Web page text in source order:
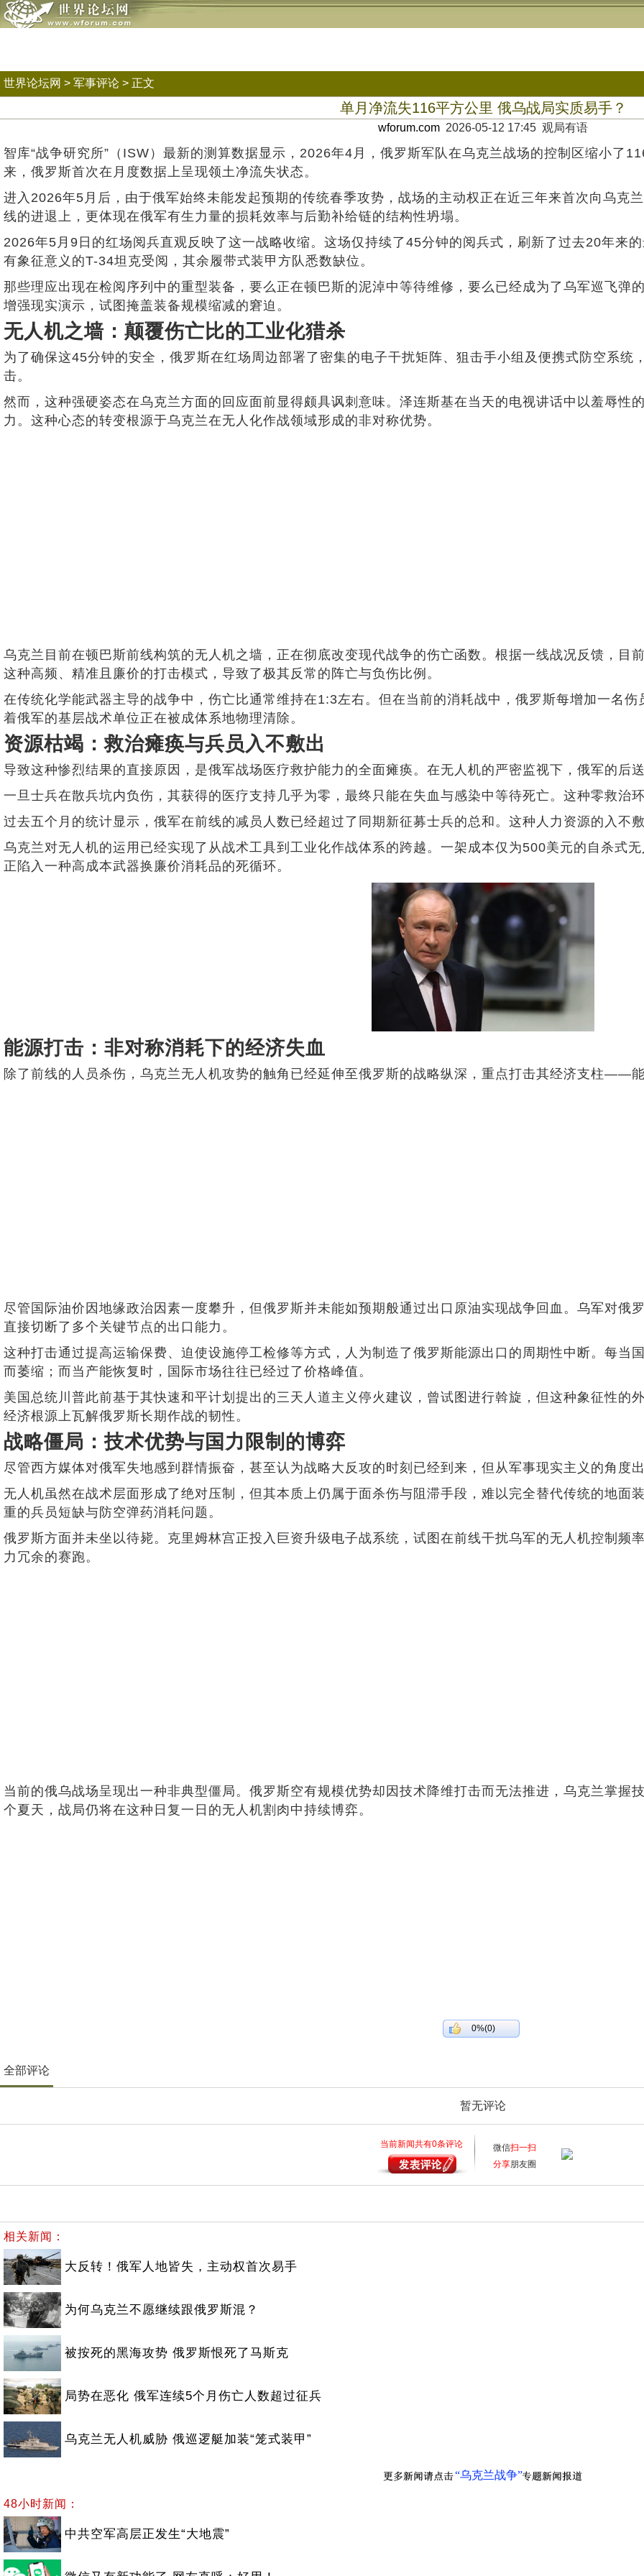
世界论坛网 > 军事评论 > 正文
单月净流失116平方公里 俄乌战局实质易手？
wforum.com 2026-05-12 17:45 观局有语
智库“战争研究所”（ISW）最新的测算数据显示，2026年4月，俄罗斯军队在乌克兰战场的控制区缩小了
来，俄罗斯首次在月度数据上呈现领土净流失状态。
进入2026年5月后，由于俄军始终未能发起预期的传统春季攻势，战场的主动权正在近三年来首次向乌克
线的进退上，更体现在俄军有生力量的损耗效率与后勤补给链的结构性坍塌。
2026年5月9日的红场阅兵直观反映了这一战略收缩。这场仅持续了45分钟的阅兵式，刷新了过去20年来
有象征意义的T-34坦克受阅，其余履带式装甲方队悉数缺位。
那些理应出现在检阅序列中的重型装备，要么正在顿巴斯的泥淖中等待维修，要么已经成为了乌军巡飞弹
增强现实演示，试图掩盖装备规模缩减的窘迫。
无人机之墙：颠覆伤亡比的工业化猎杀
为了确保这45分钟的安全，俄罗斯在红场周边部署了密集的电子干扰矩阵、狙击手小组及便携式防空系统
击。
然而，这种强硬姿态在乌克兰方面的回应面前显得颇具讽刺意味。泽连斯基在当天的电视讲话中以羞辱性
力。这种心态的转变根源于乌克兰在无人化作战领域形成的非对称优势。
乌克兰目前在顿巴斯前线构筑的无人机之墙，正在彻底改变现代战争的伤亡函数。根据一线战况反馈，目
这种高频、精准且廉价的打击模式，导致了极其反常的阵亡与负伤比例。
在传统化学能武器主导的战争中，伤亡比通常维持在1:3左右。但在当前的消耗战中，俄罗斯每增加一名
着俄军的基层战术单位正在被成体系地物理清除。
资源枯竭：救治瘫痪与兵员入不敷出
导致这种惨烈结果的直接原因，是俄军战场医疗救护能力的全面瘫痪。在无人机的严密监视下，俄军的后
一旦士兵在散兵坑内负伤，其获得的医疗支持几乎为零，最终只能在失血与感染中等待死亡。这种零救治
过去五个月的统计显示，俄军在前线的减员人数已经超过了同期新征募士兵的总和。这种人力资源的入不
乌克兰对无人机的运用已经实现了从战术工具到工业化作战体系的跨越。一架成本仅为500美元的自杀式
正陷入一种高成本武器换廉价消耗品的死循环。
能源打击：非对称消耗下的经济失血
除了前线的人员杀伤，乌克兰无人机攻势的触角已经延伸至俄罗斯的战略纵深，重点打击其经济支柱——能
尽管国际油价因地缘政治因素一度攀升，但俄罗斯并未能如预期般通过出口原油实现战争回血。乌军对俄
直接切断了多个关键节点的出口能力。
这种打击通过提高运输保费、迫使设施停工检修等方式，人为制造了俄罗斯能源出口的周期性中断。每当
而萎缩；而当产能恢复时，国际市场往往已经过了价格峰值。
美国总统川普此前基于其快速和平计划提出的三天人道主义停火建议，曾试图进行斡旋，但这种象征性的
经济根源上瓦解俄罗斯长期作战的韧性。
战略僵局：技术优势与国力限制的博弈
尽管西方媒体对俄军失地感到群情振奋，甚至认为战略大反攻的时刻已经到来，但从军事现实主义的角度
无人机虽然在战术层面形成了绝对压制，但其本质上仍属于面杀伤与阻滞手段，难以完全替代传统的地面
重的兵员短缺与防空弹药消耗问题。
俄罗斯方面并未坐以待毙。克里姆林宫正投入巨资升级电子战系统，试图在前线干扰乌军的无人机控制频
力冗余的赛跑。
当前的俄乌战场呈现出一种非典型僵局。俄罗斯空有规模优势却因技术降维打击而无法推进，乌克兰掌握
个夏天，战局仍将在这种日复一日的无人机割肉中持续博弈。
0%(0)
全部评论
暂无评论
当前新闻共有0条评论 微信扫一扫
分享朋友圈
相关新闻：
大反转！俄军人地皆失，主动权首次易手
为何乌克兰不愿继续跟俄罗斯混？
被按死的黑海攻势 俄罗斯恨死了马斯克
局势在恶化 俄军连续5个月伤亡人数超过征兵
乌克兰无人机威胁 俄巡逻艇加装“笼式装甲”
“乌克兰战争”
48小时新闻：
中共空军高层正发生“大地震”